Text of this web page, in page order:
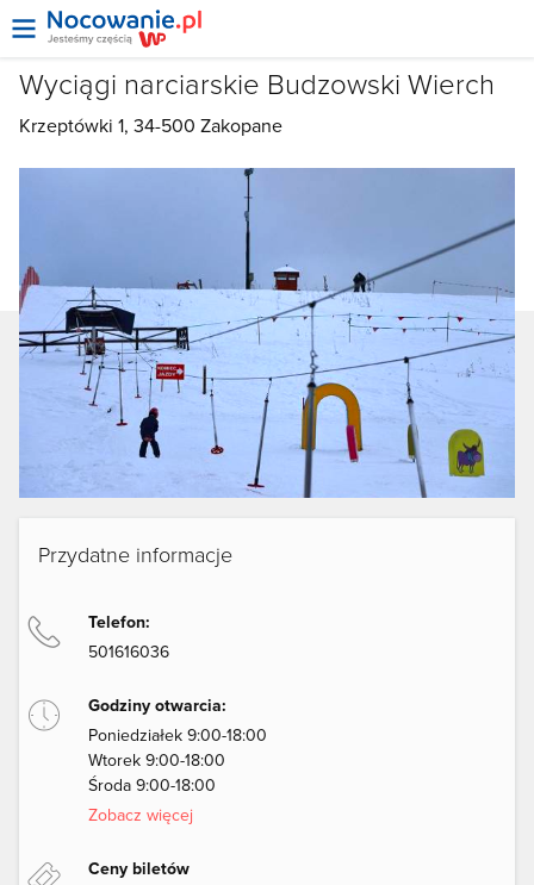
Wyciągi narciarskie Budzowski Wierch
Krzeptówki 1, 34-500 Zakopane
Przydatne informacje
Telefon:
501616036
Godziny otwarcia:
Poniedziałek 9:00-18:00
Wtorek 9:00-18:00
Środa 9:00-18:00
Zobacz więcej
Ceny biletów